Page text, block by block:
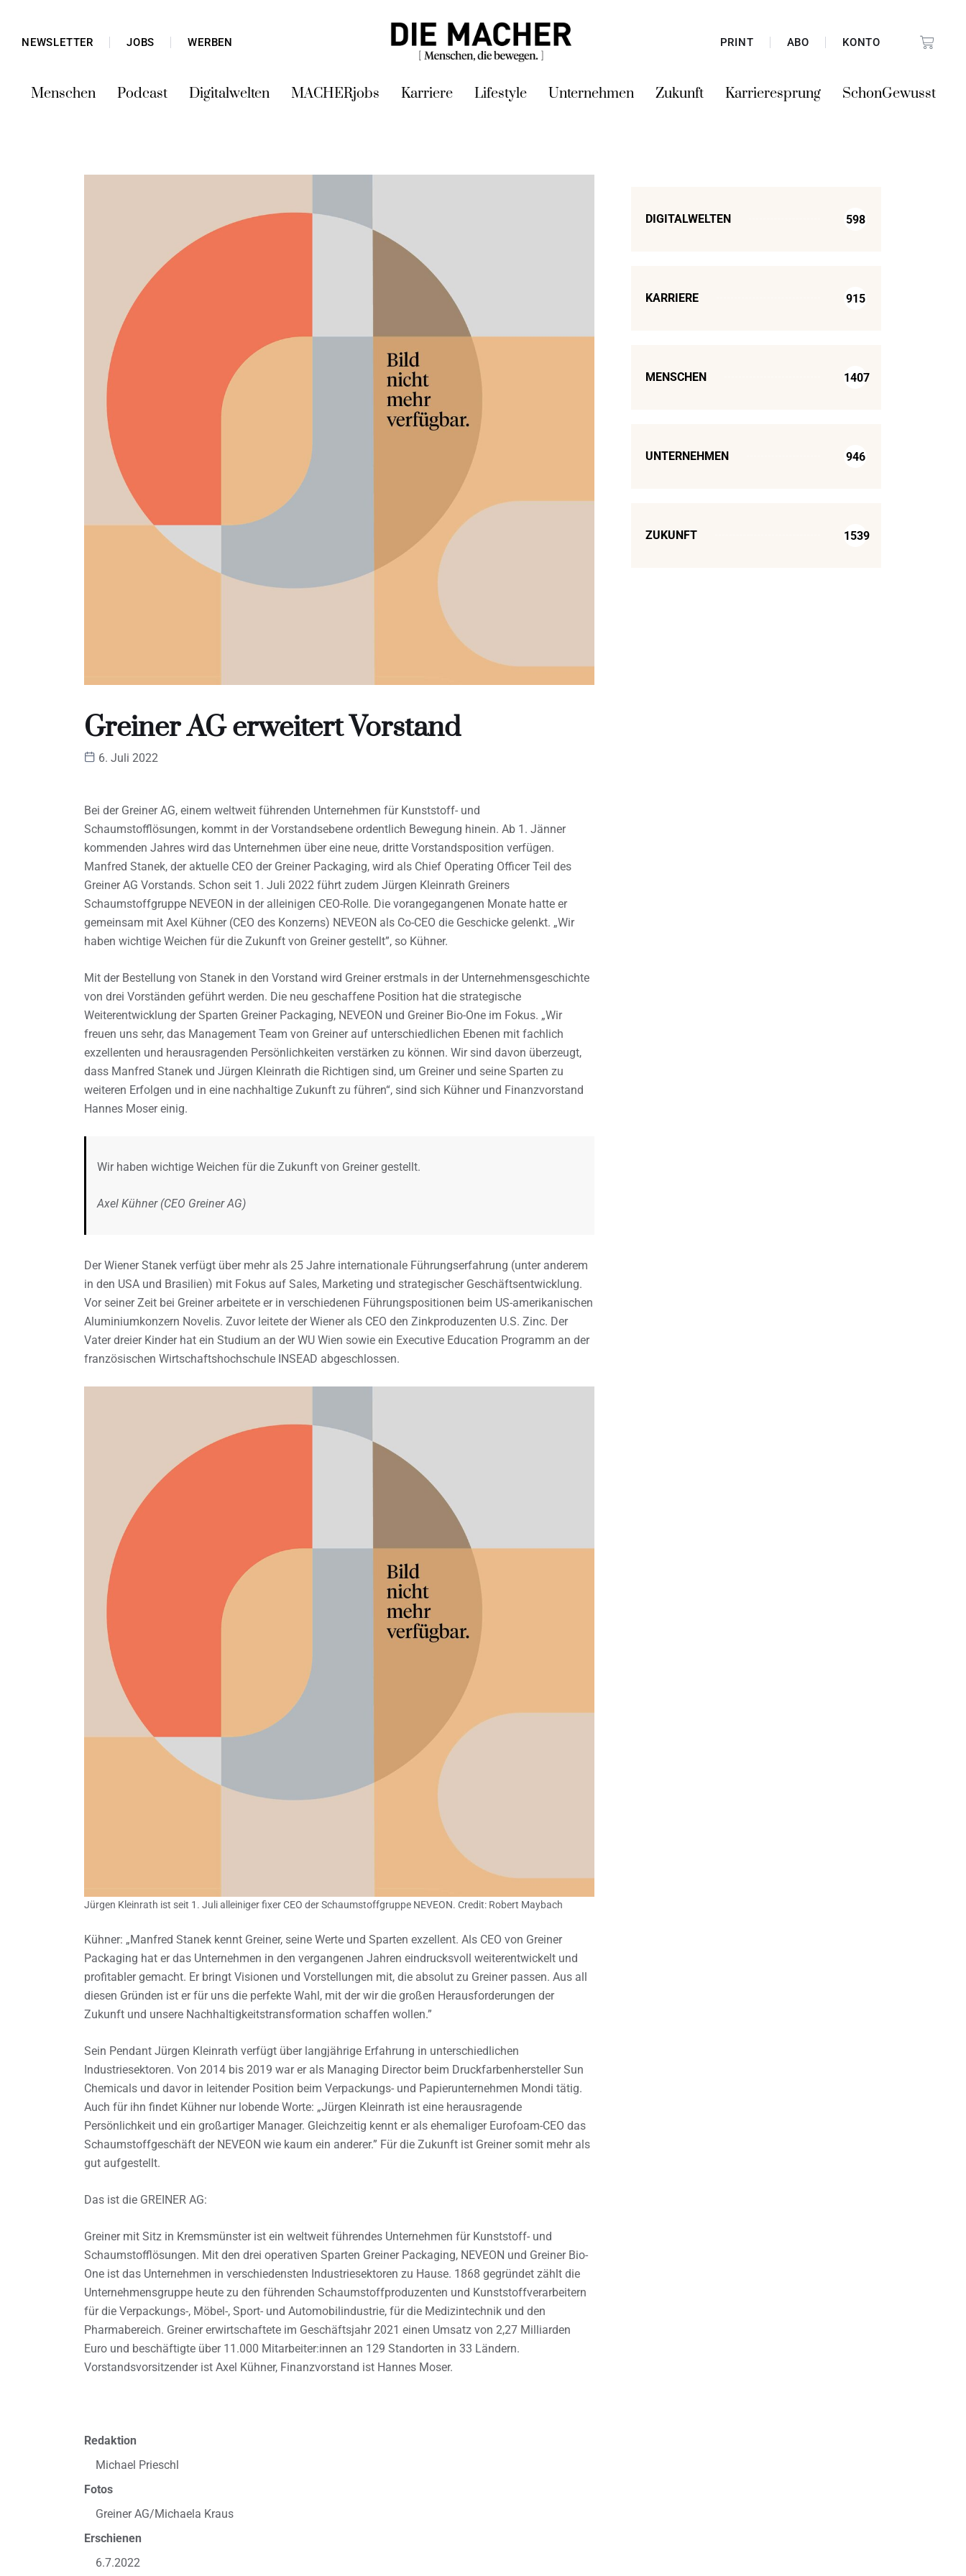
NEWSLETTER JOBS WERBEN PRINT ABO KONTO
Menschen Podcast Digitalwelten MACHERjobs Karriere Lifestyle Unternehmen Zukunft Karrieresprung SchonGewusst
Greiner AG erweitert Vorstand
6. Juli 2022
Bei der Greiner AG, einem weltweit führenden Unternehmen für Kunststoff- und
Schaumstofflösungen, kommt in der Vorstandsebene ordentlich Bewegung hinein. Ab 1. Jänner
kommenden Jahres wird das Unternehmen über eine neue, dritte Vorstandsposition verfügen.
Manfred Stanek, der aktuelle CEO der Greiner Packaging, wird als Chief Operating Officer Teil des
Greiner AG Vorstands. Schon seit 1. Juli 2022 führt zudem Jürgen Kleinrath Greiners
Schaumstoffgruppe NEVEON in der alleinigen CEO-Rolle. Die vorangegangenen Monate hatte er
gemeinsam mit Axel Kühner (CEO des Konzerns) NEVEON als Co-CEO die Geschicke gelenkt. „Wir
haben wichtige Weichen für die Zukunft von Greiner gestellt”, so Kühner.
Mit der Bestellung von Stanek in den Vorstand wird Greiner erstmals in der Unternehmensgeschichte
von drei Vorständen geführt werden. Die neu geschaffene Position hat die strategische
Weiterentwicklung der Sparten Greiner Packaging, NEVEON und Greiner Bio-One im Fokus. „Wir
freuen uns sehr, das Management Team von Greiner auf unterschiedlichen Ebenen mit fachlich
exzellenten und herausragenden Persönlichkeiten verstärken zu können. Wir sind davon überzeugt,
dass Manfred Stanek und Jürgen Kleinrath die Richtigen sind, um Greiner und seine Sparten zu
weiteren Erfolgen und in eine nachhaltige Zukunft zu führen“, sind sich Kühner und Finanzvorstand
Hannes Moser einig.
Wir haben wichtige Weichen für die Zukunft von Greiner gestellt.
Axel Kühner (CEO Greiner AG)
Der Wiener Stanek verfügt über mehr als 25 Jahre internationale Führungserfahrung (unter anderem
in den USA und Brasilien) mit Fokus auf Sales, Marketing und strategischer Geschäftsentwicklung.
Vor seiner Zeit bei Greiner arbeitete er in verschiedenen Führungspositionen beim US-amerikanischen
Aluminiumkonzern Novelis. Zuvor leitete der Wiener als CEO den Zinkproduzenten U.S. Zinc. Der
Vater dreier Kinder hat ein Studium an der WU Wien sowie ein Executive Education Programm an der
französischen Wirtschaftshochschule INSEAD abgeschlossen.
Jürgen Kleinrath ist seit 1. Juli alleiniger fixer CEO der Schaumstoffgruppe NEVEON. Credit: Robert Maybach
Kühner: „Manfred Stanek kennt Greiner, seine Werte und Sparten exzellent. Als CEO von Greiner
Packaging hat er das Unternehmen in den vergangenen Jahren eindrucksvoll weiterentwickelt und
profitabler gemacht. Er bringt Visionen und Vorstellungen mit, die absolut zu Greiner passen. Aus all
diesen Gründen ist er für uns die perfekte Wahl, mit der wir die großen Herausforderungen der
Zukunft und unsere Nachhaltigkeitstransformation schaffen wollen.”
Sein Pendant Jürgen Kleinrath verfügt über langjährige Erfahrung in unterschiedlichen
Industriesektoren. Von 2014 bis 2019 war er als Managing Director beim Druckfarbenhersteller Sun
Chemicals und davor in leitender Position beim Verpackungs- und Papierunternehmen Mondi tätig.
Auch für ihn findet Kühner nur lobende Worte: „Jürgen Kleinrath ist eine herausragende
Persönlichkeit und ein großartiger Manager. Gleichzeitig kennt er als ehemaliger Eurofoam-CEO das
Schaumstoffgeschäft der NEVEON wie kaum ein anderer.” Für die Zukunft ist Greiner somit mehr als
gut aufgestellt.
Das ist die GREINER AG:
Greiner mit Sitz in Kremsmünster ist ein weltweit führendes Unternehmen für Kunststoff- und
Schaumstofflösungen. Mit den drei operativen Sparten Greiner Packaging, NEVEON und Greiner Bio-
One ist das Unternehmen in verschiedensten Industriesektoren zu Hause. 1868 gegründet zählt die
Unternehmensgruppe heute zu den führenden Schaumstoffproduzenten und Kunststoffverarbeitern
für die Verpackungs-, Möbel-, Sport- und Automobilindustrie, für die Medizintechnik und den
Pharmabereich. Greiner erwirtschaftete im Geschäftsjahr 2021 einen Umsatz von 2,27 Milliarden
Euro und beschäftigte über 11.000 Mitarbeiter:innen an 129 Standorten in 33 Ländern.
Vorstandsvorsitzender ist Axel Kühner, Finanzvorstand ist Hannes Moser.
Redaktion
Michael Prieschl
Fotos
Greiner AG/Michaela Kraus
Erschienen
6.7.2022
DIGITALWELTEN 598
KARRIERE 915
MENSCHEN 1407
UNTERNEHMEN 946
ZUKUNFT 1539